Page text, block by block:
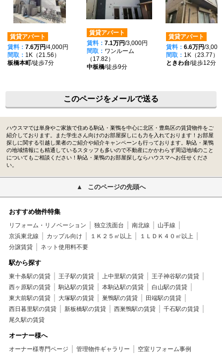
賃貸アパート
賃料： 7.6万円/4,000円
間取： 1K（21.56）
板橋本町/徒歩7分
賃貸アパート
賃料： 7.1万円/3,000円
間取： ワンルーム
（17.82）
中板橋/徒歩9分
賃貸アパート
賃料： 6.6万円/3,000
間取： 1K（23.77）
ときわ台/徒歩12分
このページをメールで送る
ハウスマでは単身やご家族で住める駒込・巣鴨を中心に北区・豊島区の賃貸物件をご
紹介しております。また学生さん向けのお部屋探しにも力を入れております！お部屋
探しに関する引越し業者のご紹介や紹介キャンペーンも行っております。駒込・巣鴨
の地域情報にも精通しているスタッフも多いので不動産にかかわらず周辺地域のこと
についてもご相談ください！駒込・巣鴨のお部屋探しならハウスマへお任せくださ
い。
このページの先頭へ
おすすめ物件特集
リフォーム・リノベーション 独立洗面台 南北線
山手線
京浜東北線
カップル向け １Ｋ２５㎡以上
１ＬＤＫ４０㎡以上
分譲賃貸
ネット使用料不要
駅から探す
東十条駅の賃貸 王子駅の賃貸 上中里駅の賃貸
王子神谷駅の賃貸
西ヶ原駅の賃貸
駒込駅の賃貸 本駒込駅の賃貸
白山駅の賃貸
東大前駅の賃貸
大塚駅の賃貸 巣鴨駅の賃貸
田端駅の賃貸
西日暮里駅の賃貸
新板橋駅の賃貸 西巣鴨駅の賃貸
千石駅の賃貸
尾久駅の賃貸
オーナー様へ
オーナー様専門ページ 管理物件ギャラリー 空室リフォーム事例